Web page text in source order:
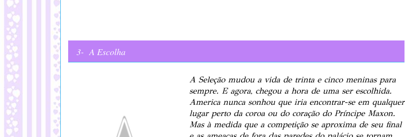
3- A Escolha
A Seleção mudou a vida de trinta e cinco meninas para
sempre. E agora, chegou a hora de uma ser escolhida.
America nunca sonhou que iria encontrar-se em qualquer
lugar perto da coroa ou do coração do Príncipe Maxon.
Mas à medida que a competição se aproxima de seu final